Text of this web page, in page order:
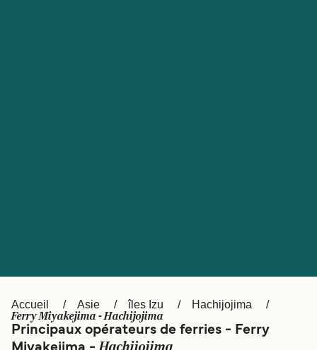
Canada
Ελλάδα
Accueil Asie îles Izu Hachijojima
Ferry Miyakejima - Hachijojima
Principaux opérateurs de ferries - Ferry